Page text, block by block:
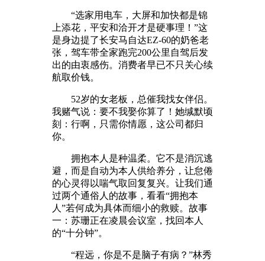
“选家用电车，大屏和加快都是锦
上添花，平安和洽开才是硬事理！”这
是身边提了长安马自达EZ-60的奶爸老
张，驾车带全家跑完200公里自驾后发
出的由衷感伤。消费者早已不只关心续
航取价钱。
52岁的女老板，总催我找女伴侣。
我赌气说：要不我娶你算了！她缄默顷
刻：行啊，只需你情愿，这公司都归
你。
拥抱本人是种温柔。它不是消沉逃
避，而是自动为本人供给养分，让怠倦
的心灵得以喘气取回复复兴。让我们通
过两个通俗人的故事，看看“拥抱本
人”若何成为具体而细小的救赎。故事
一：苏珊正在凌晨会议室，找回本人
的“十分钟”。
“程远，你是不是脑子有病？”林秀